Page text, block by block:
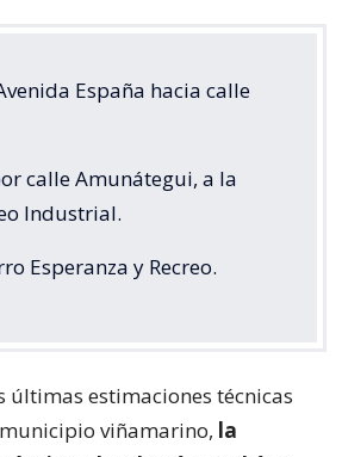
España hacia calle
calle Amunátegui, a la
Industrial.
Esperanza y Recreo.
últimas estimaciones técnicas
viñamarino, la